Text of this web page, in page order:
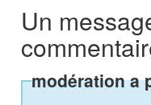
Un
modération a